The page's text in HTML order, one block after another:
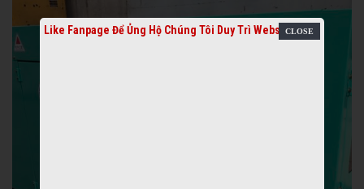
Like Fanpage Để Ủng Hộ Chúng Tôi Duy Trì Website